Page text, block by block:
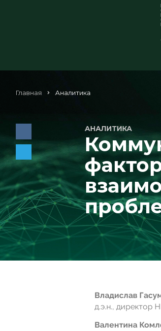
Главная Аналитика
АНАЛИТИКА
Владислав
д.э.н., директор
Валентина